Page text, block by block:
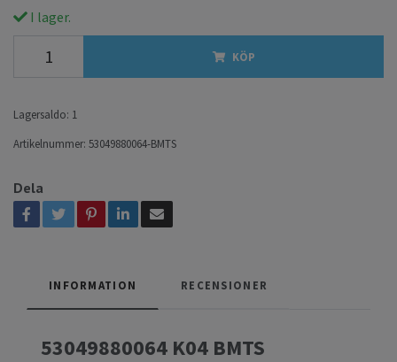
I lager.
KÖP
Lagersaldo: 1
Artikelnummer: 53049880064-BMTS
Dela
INFORMATION RECENSIONER
53049880064 K04 BMTS